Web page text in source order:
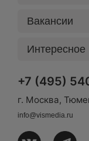
Вакансии
Интересное
+7 (495)
г. Москва,
info@vismedia.ru